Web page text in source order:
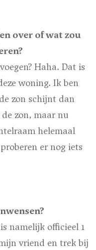
over of wat zou
Haha. Dat is
woning. Ik ben
zon schijnt dan
zon, maar nu
helemaal
er nog iets
namelijk officieel 1
vriend en trek bij